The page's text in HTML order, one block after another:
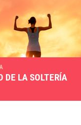
DE LA SOLTERÍA